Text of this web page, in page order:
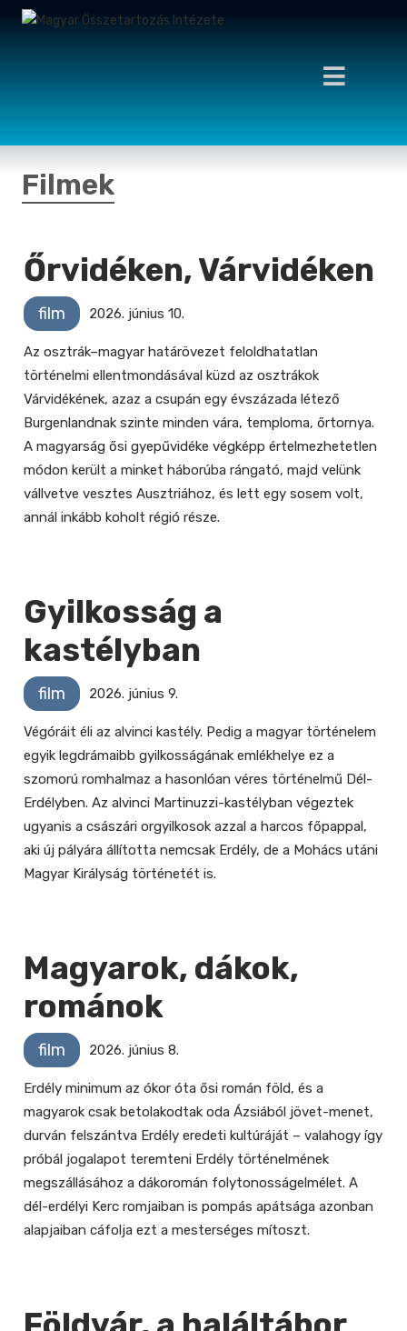
Filmek
Őrvidéken, Várvidéken
film 2026. június 10.
Az osztrák–magyar határövezet feloldhatatlan
történelmi ellentmondásával küzd az osztrákok
Várvidékének, azaz a csupán egy évszázada létező
Burgenlandnak szinte minden vára, temploma, őrtornya.
A magyarság ősi gyepűvidéke végképp értelmezhetetlen
módon került a minket háborúba rángató, majd velünk
vállvetve vesztes Ausztriához, és lett egy sosem volt,
annál inkább koholt régió része.
Gyilkosság a
kastélyban
film 2026. június 9.
Végóráit éli az alvinci kastély. Pedig a magyar történelem
egyik legdrámaibb gyilkosságának emlékhelye ez a
szomorú romhalmaz a hasonlóan véres történelmű Dél-
Erdélyben. Az alvinci Martinuzzi-kastélyban végeztek
ugyanis a császári orgyilkosok azzal a harcos főpappal,
aki új pályára állította nemcsak Erdély, de a Mohács utáni
Magyar Királyság történetét is.
Magyarok, dákok,
románok
film 2026. június 8.
Erdély minimum az ókor óta ősi román föld, és a
magyarok csak betolakodtak oda Ázsiából jövet-menet,
durván felszántva Erdély eredeti kultúráját – valahogy így
próbál jogalapot teremteni Erdély történelmének
megszállásához a dákoromán folytonosságelmélet. A
dél-erdélyi Kerc romjaiban is pompás apátsága azonban
alapjaiban cáfolja ezt a mesterséges mítoszt.